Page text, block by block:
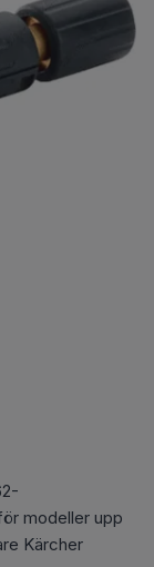
modeller upp
Kärcher